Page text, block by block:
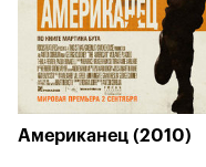
Американец (2010)